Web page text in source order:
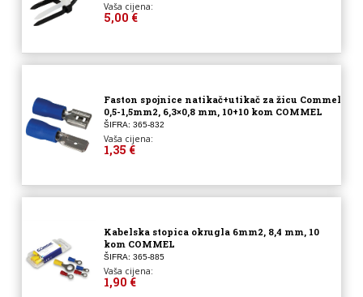
Vaša cijena:
5,00 €
Faston spojnice natikač+utikač za žicu Commel
0,5-1,5mm2, 6,3×0,8 mm, 10+10 kom COMMEL
ŠIFRA: 365-832
Vaša cijena:
1,35 €
Kabelska stopica okrugla 6mm2, 8,4 mm, 10
kom COMMEL
ŠIFRA: 365-885
Vaša cijena:
1,90 €